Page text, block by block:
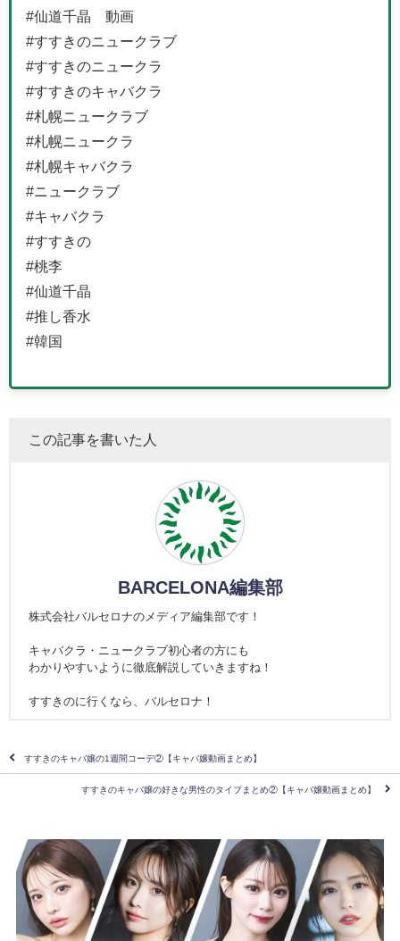
#仙道千晶 動画
#すすきのニュークラブ
#すすきのニュークラ
#すすきのキャバクラ
#札幌ニュークラブ
#札幌ニュークラ
#札幌キャバクラ
#ニュークラブ
#キャバクラ
#すすきの
#桃李
#仙道千晶
#推し香水
#韓国
この記事を書いた人
BARCELONA編集部
株式会社バルセロナのメディア編集部です！
キャバクラ・ニュークラブ初心者の方にも
わかりやすいように徹底解説していきますね！
すすきのに行くなら、バルセロナ！
すすきのキャバ嬢の1週間コーデ②【キャバ嬢動画まとめ】
すすきのキャバ嬢の好きな男性のタイプまとめ②【キャバ嬢動画まとめ】